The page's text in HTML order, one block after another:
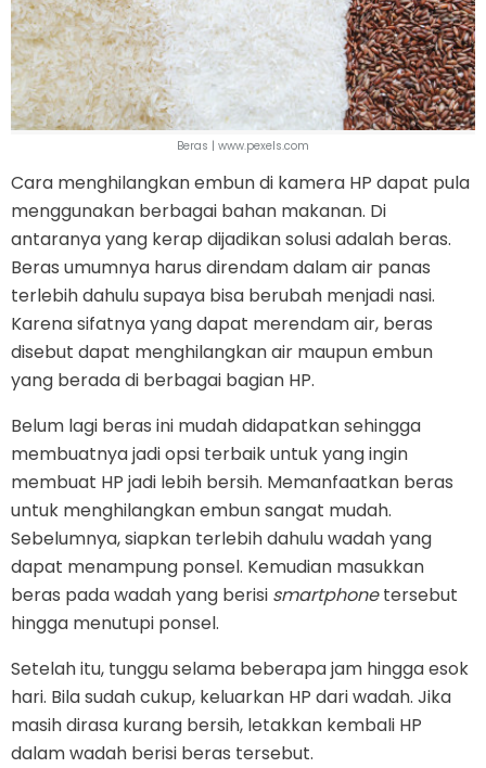
Beras | www.pexels.com
Cara menghilangkan embun di kamera HP dapat pula
menggunakan berbagai bahan makanan. Di
antaranya yang kerap dijadikan solusi adalah beras.
Beras umumnya harus direndam dalam air panas
terlebih dahulu supaya bisa berubah menjadi nasi.
Karena sifatnya yang dapat merendam air, beras
disebut dapat menghilangkan air maupun embun
yang berada di berbagai bagian HP.
Belum lagi beras ini mudah didapatkan sehingga
membuatnya jadi opsi terbaik untuk yang ingin
membuat HP jadi lebih bersih. Memanfaatkan beras
untuk menghilangkan embun sangat mudah.
Sebelumnya, siapkan terlebih dahulu wadah yang
dapat menampung ponsel. Kemudian masukkan
beras pada wadah yang berisi smartphonetersebut
hingga menutupi ponsel.
Setelah itu, tunggu selama beberapa jam hingga esok
hari. Bila sudah cukup, keluarkan HP dari wadah. Jika
masih dirasa kurang bersih, letakkan kembali HP
dalam wadah berisi beras tersebut.